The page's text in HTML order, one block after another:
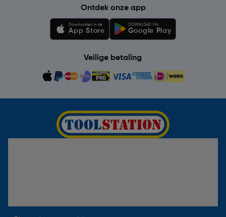
Ontdek onze app
Downloaden in de
App Store
DOWNLOAD VIA
Google Play
Veilige betaling